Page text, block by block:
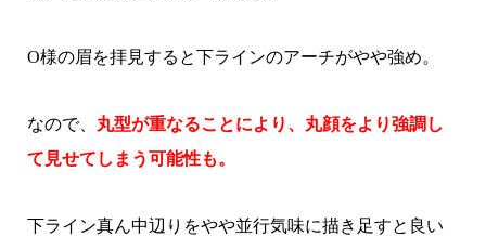
O様の眉を拝見すると下ラインのアーチがやや強め。
なので、 丸型が重なることにより、丸顔をより強調し
て見せてしまう可能性も。
下ライン真ん中辺りをやや並行気味に描き足すと良い